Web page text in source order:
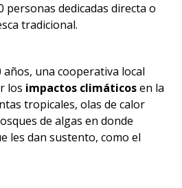
personas dedicadas directa o
tradicional.
años, una cooperativa local
los impactos climáticosen la
tropicales, olas de calor
de algas en donde
les dan sustento, como el